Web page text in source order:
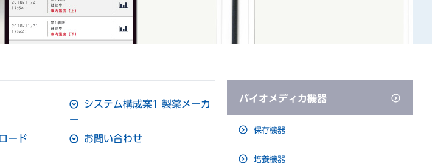
システム構成案1 製薬メーカ
ー
ード お問い合わせ
バイオメディカ機器
保存機器
培養機器